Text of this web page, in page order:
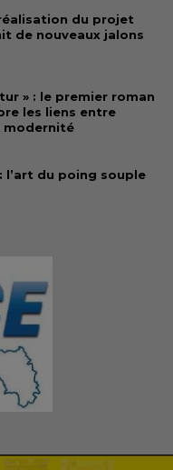
du projet
de nouveaux jalons
» : le premier roman
les liens entre
modernité
l’art du poing souple